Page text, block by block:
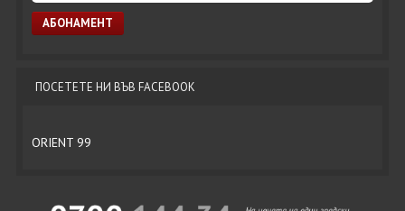
ПОСЕТЕТЕ НИ ВЪВ FACEBOOK
ORIENT 99